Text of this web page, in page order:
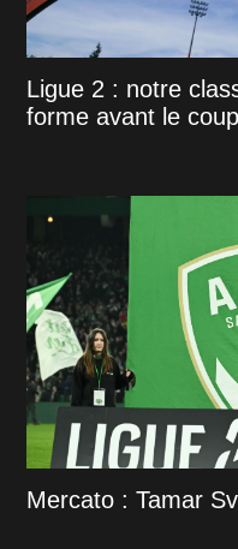
Ligue 2 : notre
forme avant le
Mercato : Tamar